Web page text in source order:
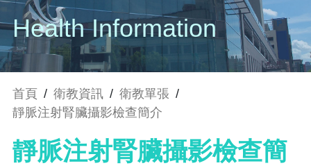
Health Information
首頁 / 衛教資訊 / 衛教單張 /
靜脈注射腎臟攝影檢查簡介
靜脈注射腎臟攝影檢查簡